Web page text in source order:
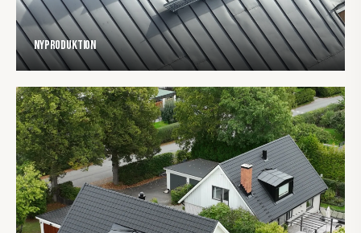
Nyproduktion